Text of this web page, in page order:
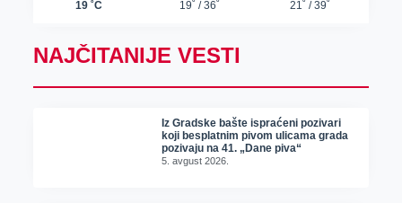
NAJČITANIJE VESTI
Iz Gradske bašte ispraćeni pozivari
koji besplatnim pivom ulicama grada
pozivaju na 41. „Dane piva“
5. avgust 2026.